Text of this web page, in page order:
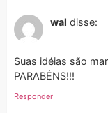
wal disse:
Suas idéias são
PARABÉNS!!!
Responder